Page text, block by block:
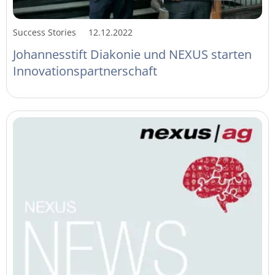
Success Stories 12.12.2022
Johannesstift Diakonie und NEXUS starten
Innovationspartnerschaft